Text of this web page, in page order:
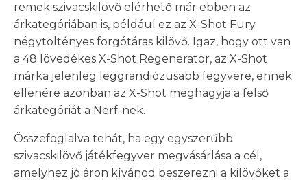
remek szivacskilövő elérhető már ebben az
árkategóriában is, például ez az X-Shot Fury
négytöltényes forgótáras kilövő. Igaz, hogy ott van
a 48 lövedékes X-Shot Regenerator, az X-Shot
márka jelenleg leggrandiózusabb fegyvere, ennek
ellenére azonban az X-Shot meghagyja a felső
árkategóriát a Nerf-nek.
Összefoglalva tehát, ha egy egyszerűbb
szivacskilövő játékfegyver megvásárlása a cél,
amelyhez jó áron kívánod beszerezni a kilövőket a